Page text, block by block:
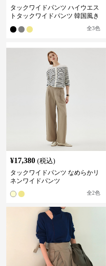
タックワイドパンツ ハイウエス
トタックワイドパンツ 韓国風き
全3色
¥17,380 (税込)
タックワイドパンツ なめらかリ
ネンワイドパンツ
全2色